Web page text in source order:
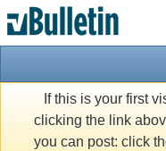
If this is your first
clicking the link
you can post: click